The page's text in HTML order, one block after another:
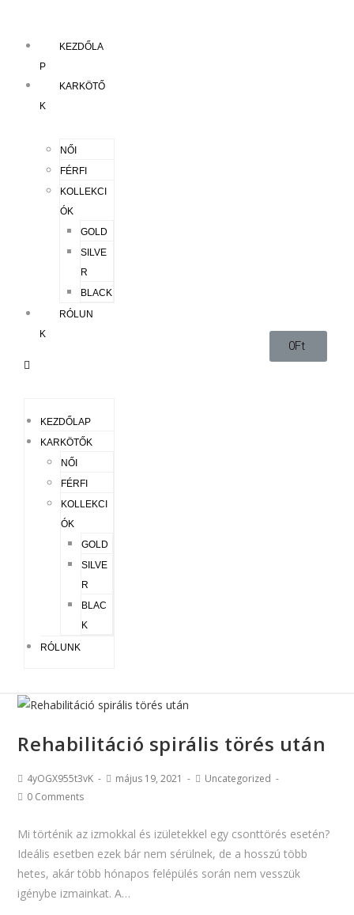
KEZDŐLA
P
KARKÖTŐ
K
NŐI
FÉRFI
KOLLEKCI
ÓK
GOLD
SILVE
R
BLACK
RÓLUN
K
KEZDŐLAP
KARKÖTŐK
NŐI
FÉRFI
KOLLEKCI
ÓK
GOLD
SILVE
R
BLAC
K
RÓLUNK
0Ft
Rehabilitáció spirális törés után
4yOGX955t3vK május 19, 2021
Uncategorized
0 Comments
Mi történik az izmokkal és izületekkel egy csonttörés esetén?
Ideális esetben ezek bár nem sérülnek, de a hosszú több
hetes, akár több hónapos felépülés során nem vesszük
igénybe izmainkat. A…